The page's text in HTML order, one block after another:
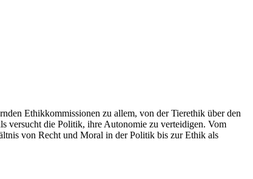
Ethikkommissionen zu allem, von der Tierethik über den
versucht die Politik, ihre Autonomie zu verteidigen. Vom
von Recht und Moral in der Politik bis zur Ethik als